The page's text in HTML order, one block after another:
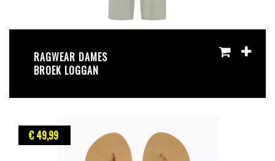
RAGWEAR DAMES
BROEK LOGGAN
€ 49,99